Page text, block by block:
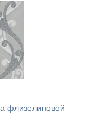
флизелиновой